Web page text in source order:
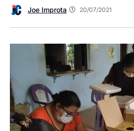
Joe Improta 20/07/2021